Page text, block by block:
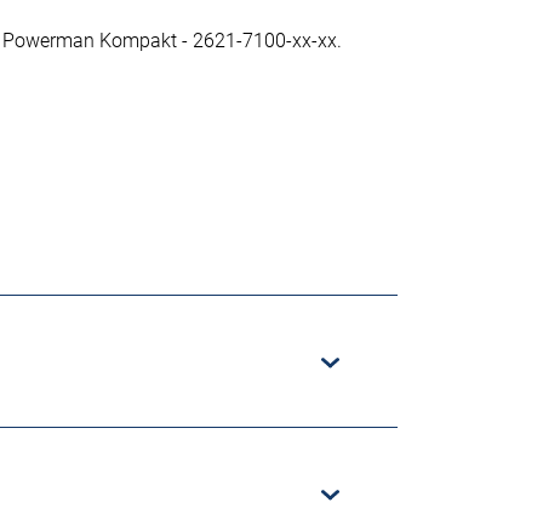
Kompakt - 2621-7100-xx-xx.